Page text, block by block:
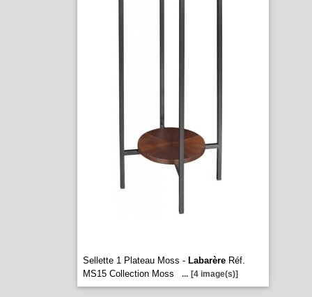
Sellette 1 Plateau Moss - LabarèreRéf.
MS15 Collection Moss
... [4 image(s)]